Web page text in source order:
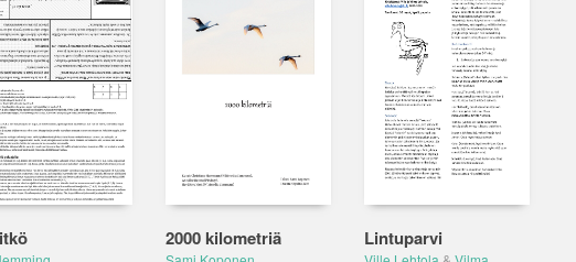
2000 kilometriä Lintuparvi